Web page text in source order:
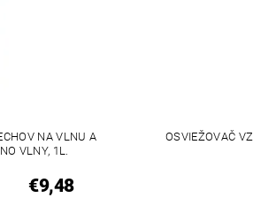
NA VLNU A
VLNY, 1L.
€9,48
OSVIEŽOVAČ